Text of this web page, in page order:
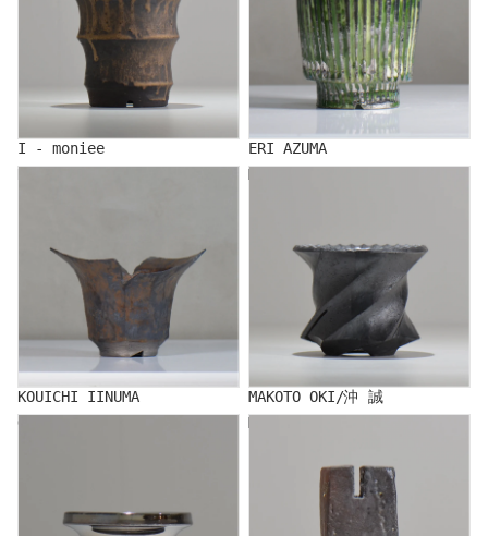
I - moniee
ERI AZUMA
KOUICHI IINUMA
MAKOTO OKI/沖 誠
MAKOTO OKI/沖 誠
Ogi
MAKITO KAWAI